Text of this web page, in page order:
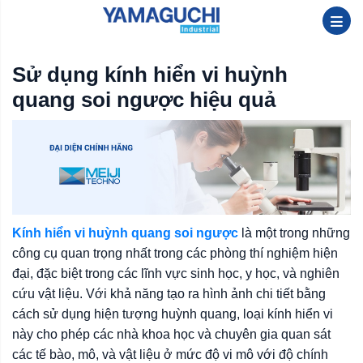
Sử dụng kính hiển vi huỳnh
quang soi ngược hiệu quả
Kính hiển vi huỳnh quang soi ngược là một trong những
công cụ quan trọng nhất trong các phòng thí nghiệm hiện
đại, đặc biệt trong các lĩnh vực sinh học, y học, và nghiên
cứu vật liệu. Với khả năng tạo ra hình ảnh chi tiết bằng
cách sử dụng hiện tượng huỳnh quang, loại kính hiển vi
này cho phép các nhà khoa học và chuyên gia quan sát
các tế bào, mô, và vật liệu ở mức độ vi mô với độ chính